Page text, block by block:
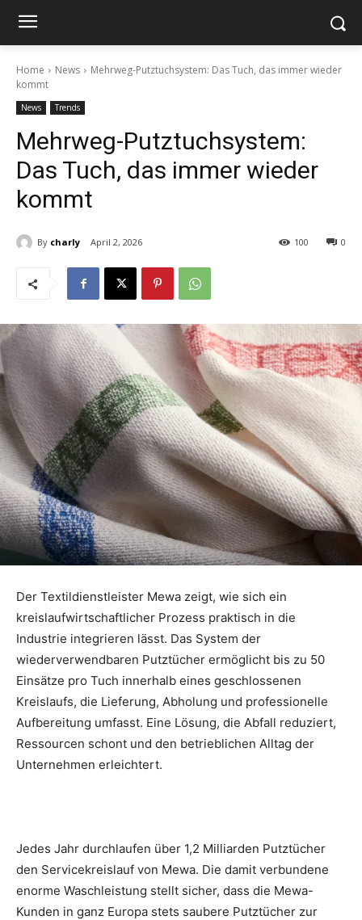
Home News
Mehrweg-Putztuchsystem: Das Tuch, das immer wieder
kommt
News Trends
Mehrweg-Putztuchsystem:
Das Tuch, das immer wieder
kommt
By charly April 2, 2026 0
100
Der Textildienstleister Mewa zeigt, wie sich ein
kreislaufwirtschaftlicher Prozess praktisch in die
Industrie integrieren lässt. Das System der
wiederverwendbaren Putztücher ermöglicht bis zu 50
Einsätze pro Tuch innerhalb eines geschlossenen
Kreislaufs, die Lieferung, Abholung und professionelle
Aufbereitung umfasst. Eine Lösung, die Abfall reduziert,
Ressourcen schont und den betrieblichen Alltag der
Unternehmen erleichtert.
Jedes Jahr durchlaufen über 1,2 Milliarden Putztücher
den Servicekreislauf von Mewa. Die damit verbundene
enorme Waschleistung stellt sicher, dass die Mewa-
Kunden in ganz Europa stets saubere Putztücher zur